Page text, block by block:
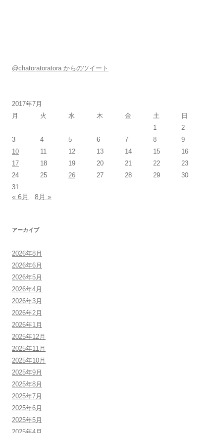
@chatoratoratora からのツイート
2017年7月
月
火 水 木 金 土
日
1
2
3
4 5 6 7 8
9
10
11 12 13 14 15
16
17
18 19 20 21 22
23
24
25 26 27 28 29
30
31
« 6月 8月 »
アーカイブ
2026年8月
2026年6月
2026年5月
2026年4月
2026年3月
2026年2月
2026年1月
2025年12月
2025年11月
2025年10月
2025年9月
2025年8月
2025年7月
2025年6月
2025年5月